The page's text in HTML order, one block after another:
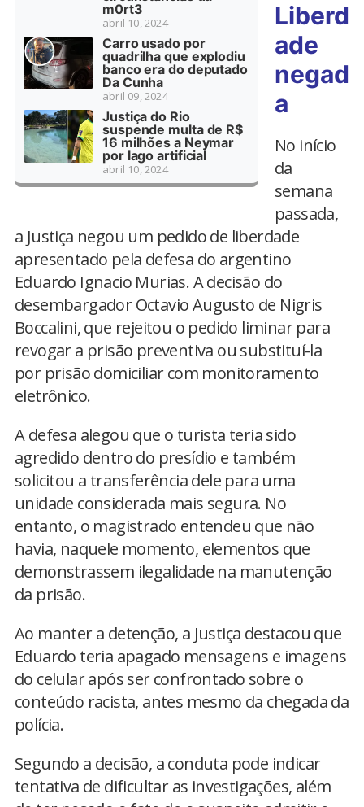
m0rt3
abril 10, 2024
Carro usado por
quadrilha que explodiu
banco era do deputado
Da Cunha
abril 09, 2024
Justiça do Rio
suspende multa de R$
16 milhões a Neymar
por lago artificial
abril 10, 2024
Liberd
ade
negad
a
No início
da
semana
passada,
a Justiça negou um pedido de liberdade
apresentado pela defesa do argentino
Eduardo Ignacio Murias. A decisão do
desembargador Octavio Augusto de Nigris
Boccalini, que rejeitou o pedido liminar para
revogar a prisão preventiva ou substituí-la
por prisão domiciliar com monitoramento
eletrônico.
A defesa alegou que o turista teria sido
agredido dentro do presídio e também
solicitou a transferência dele para uma
unidade considerada mais segura. No
entanto, o magistrado entendeu que não
havia, naquele momento, elementos que
demonstrassem ilegalidade na manutenção
da prisão.
Ao manter a detenção, a Justiça destacou que
Eduardo teria apagado mensagens e imagens
do celular após ser confrontado sobre o
conteúdo racista, antes mesmo da chegada da
polícia.
Segundo a decisão, a conduta pode indicar
tentativa de dificultar as investigações, além